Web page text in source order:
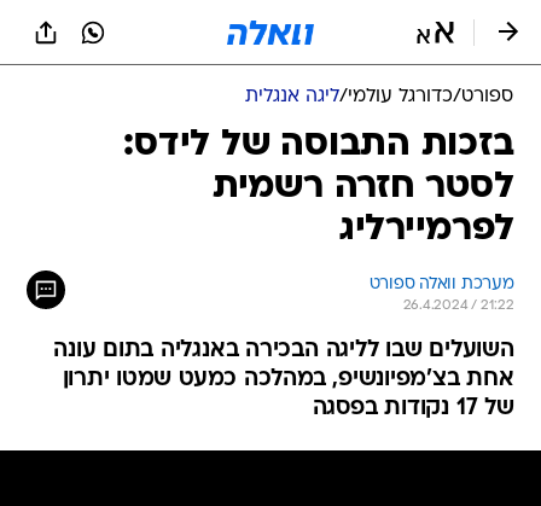
ספורט/כדורגל עולמי/ליגה אנגלית
בזכות התבוסה של לידס:
לסטר חזרה רשמית
לפרמיירליג
מערכת וואלה ספורט
26.4.2024 / 21:22
השועלים שבו לליגה הבכירה באנגליה בתום עונה
אחת בצ'מפיונשיפ, במהלכה כמעט שמטו יתרון
של 17 נקודות בפסגה